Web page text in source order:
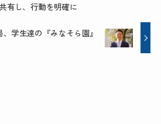
有し、行動を明確に
学生達の『みなそら園』